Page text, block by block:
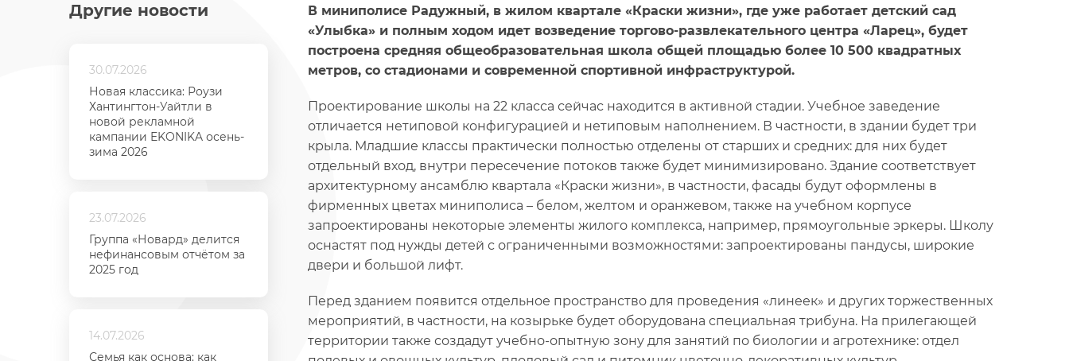
Другие новости
30.07.2026
Новая классика: Роузи
Хантингтон-Уайтли в
новой рекламной
кампании EKONIKA осень-
зима 2026
23.07.2026
Группа «Новард» делится
нефинансовым отчётом за
2025 год
14.07.2026
Семья как основа: как
В миниполисе Радужный, в жилом квартале «Краски жизни», где уже работает детский сад
«Улыбка» и полным ходом идет возведение торгово-развлекательного центра «Ларец», будет
построена средняя общеобразовательная школа общей площадью более 10 500 квадратных
метров, со стадионами и современной спортивной инфраструктурой.
Проектирование школы на 22 класса сейчас находится в активной стадии. Учебное заведение
отличается нетиповой конфигурацией и нетиповым наполнением. В частности, в здании будет три
крыла. Младшие классы практически полностью отделены от старших и средних: для них будет
отдельный вход, внутри пересечение потоков также будет минимизировано. Здание соответствует
архитектурному ансамблю квартала «Краски жизни», в частности, фасады будут оформлены в
фирменных цветах миниполиса – белом, желтом и оранжевом, также на учебном корпусе
запроектированы некоторые элементы жилого комплекса, например, прямоугольные эркеры. Школу
оснастят под нужды детей с ограниченными возможностями: запроектированы пандусы, широкие
двери и большой лифт.
Перед зданием появится отдельное пространство для проведения «линеек» и других торжественных
мероприятий, в частности, на козырьке будет оборудована специальная трибуна. На прилегающей
территории также создадут учебно-опытную зону для занятий по биологии и агротехнике: отдел